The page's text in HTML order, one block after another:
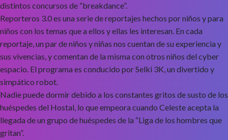
distintos concursos de “breakdance”.
Reporteros 3.0 es una serie de reportajes hechos por niños y para
niños con los temas que a ellos y ellas les interesan. En cada
reportaje, un par de niños y niñas nos cuentan de su experiencia y
sus vivencias, y comentan de la misma con otros niños del cyber
espacio. El programa es conducido por Selki 3K, un divertido y
simpático robot.
Nadie puede dormir debido a los constantes gritos de susto de los
huéspedes del Hostal, lo que empeora cuando Celeste acepta la
llegada de un grupo de huéspedes de la “Liga de los hombres que
gritan”.